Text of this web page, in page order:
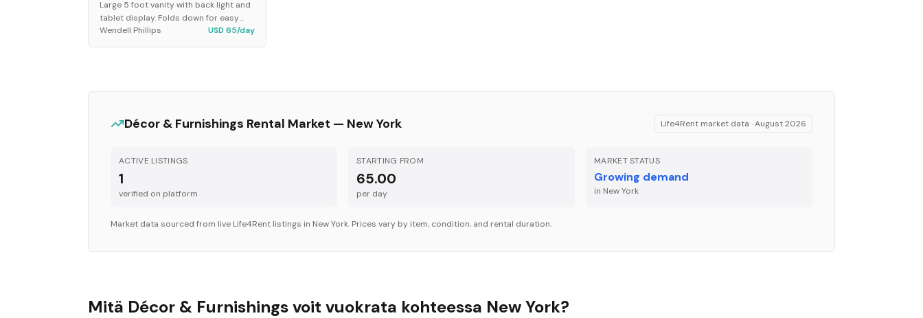
Large 5 foot vanity with back light and
tablet display. Folds down for easy
transportation. Commercial.
Wendell Phillips USD 65/day
Décor & Furnishings Rental Market — New York Life4Rent market data ·August 2026
ACTIVE LISTINGS
1
verified on platform
STARTING FROM
65.00
per day
MARKET STATUS
Growing demand
in New York
Market data sourced from live Life4Rent listings in New York. Prices vary by item, condition, and rental duration.
Mitä Décor & Furnishings voit vuokrata kohteessa New York?